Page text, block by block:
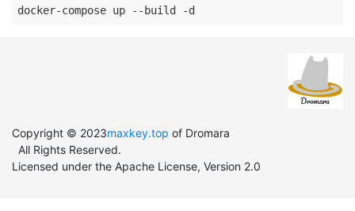
Copyright © 2023maxkey.top of Dromara
All Rights Reserved.
Licensed under the Apache License, Version 2.0